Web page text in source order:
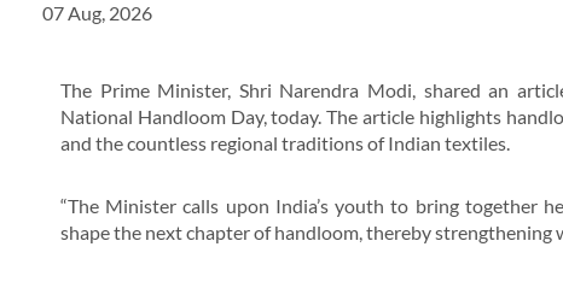
07 Aug, 2026
The Prime Minister, Shri Narendra Modi, shared an
National Handloom Day, today. The article highlights
and the countless regional traditions of Indian textiles.
“The Minister calls upon India’s youth to bring together
shape the next chapter of handloom, thereby strengthening